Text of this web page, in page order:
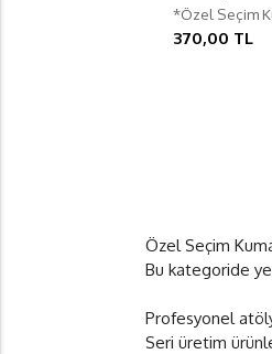
*Özel Seçim
370,00 TL
Özel Seçim
Bu kategoride
Profesyonel
Seri üretim